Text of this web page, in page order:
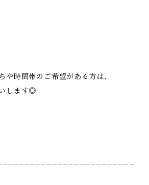
時間帯のご希望がある方は、
します◎